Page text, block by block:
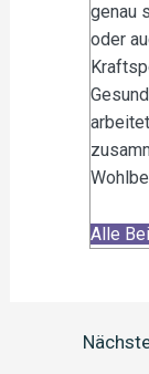
genau
oder
Alle